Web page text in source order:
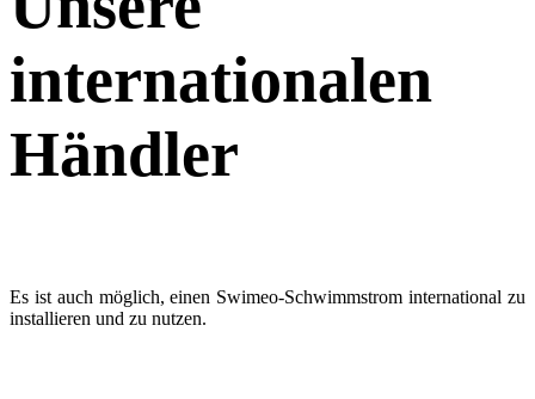
internationalen
Händler
Es ist auch möglich, einen Swimeo-Schwimmstrom international zu
installieren und zu nutzen.